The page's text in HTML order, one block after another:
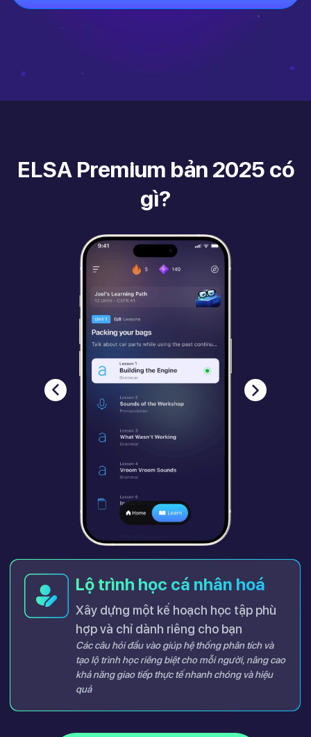
ELSA Premium bản 2025 có
gì?
Lộ trình học cá nhân hoá
Xây dựng một kế hoạch học tập phù
hợp và chỉ dành riêng cho bạn
Các câu hỏi đầu vào giúp hệ thống phân tích và
tạo lộ trình học riêng biệt cho mỗi người, nâng cao
khả năng giao tiếp thực tế nhanh chóng và hiệu
quả